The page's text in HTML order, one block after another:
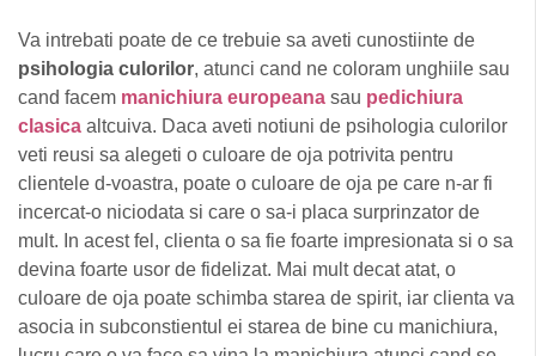
Va intrebati poate de ce trebuie sa aveti cunostiinte de
psihologia culorilor, atunci cand ne coloram unghiile sau
cand facem manichiura europeana sau pedichiura
clasica altcuiva. Daca aveti notiuni de psihologia culorilor
veti reusi sa alegeti o culoare de oja potrivita pentru
clientele d-voastra, poate o culoare de oja pe care n-ar fi
incercat-o niciodata si care o sa-i placa surprinzator de
mult. In acest fel, clienta o sa fie foarte impresionata si o sa
devina foarte usor de fidelizat. Mai mult decat atat, o
culoare de oja poate schimba starea de spirit, iar clienta va
asocia in subconstientul ei starea de bine cu manichiura,